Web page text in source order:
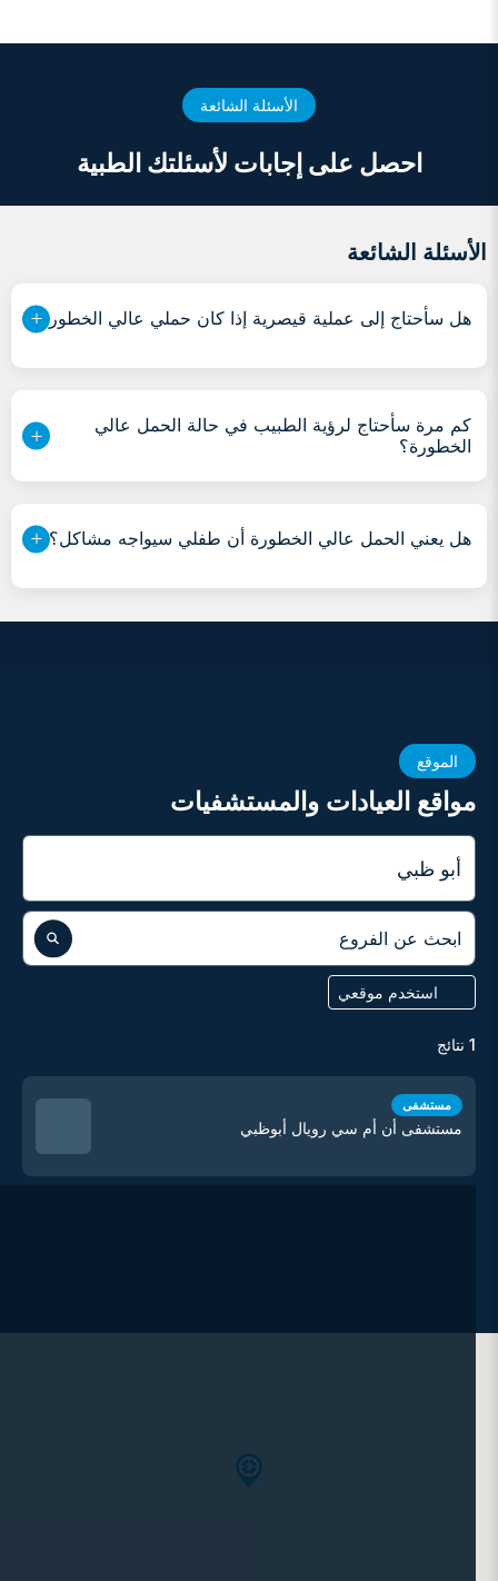
الأسئلة الشائعة
احصل على إجابات لأسئلتك الطبية
الأسئلة الشائعة
هل سأحتاج إلى عملية قيصرية إذا كان حملي عالي الخطورة؟
كم مرة سأحتاج لرؤية الطبيب في حالة الحمل عالي
الخطورة؟
هل يعني الحمل عالي الخطورة أن طفلي سيواجه مشاكل؟
الموقع
مواقع العيادات والمستشفيات
المدينة
ابحث عن الفروع
استخدم موقعي
1 نتائج
مستشفى
مستشفى أن أم سي رويال أبوظبي